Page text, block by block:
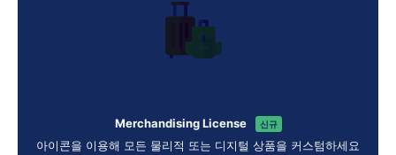
Merchandising License 신규
아이콘을 이용해 모든 물리적 또는 디지털 상품을 커스텀하세요